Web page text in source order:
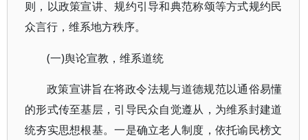
则，以政策宣讲、规约引导和典范称颂等方式规约民
众言行，维系地方秩序。
(一)舆论宣教，维系道统
政策宣讲旨在将政令法规与道德规范以通俗易懂
的形式传至基层，引导民众自觉遵从，为维系封建道
统夯实思想根基。一是确立老人制度，依托谕民榜文